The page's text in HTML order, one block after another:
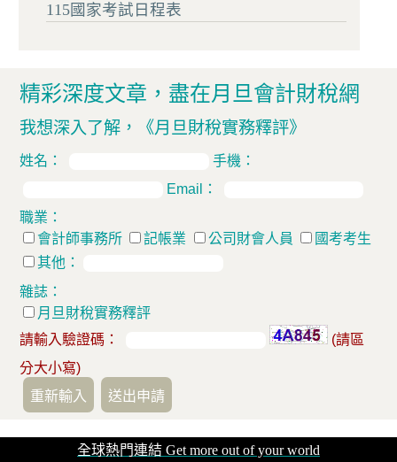
115國家考試日程表
精彩深度文章，盡在月旦會計財稅網
我想深入了解， 《月旦財稅實務釋評》
姓名：
手機：
Email：
職業：
會計師事務所
記帳業 公司財會人員
國考考生
其他：
雜誌：
月旦財稅實務釋評
請輸入驗證碼：
(請區
分大小寫)
全球熱門連結 Get more out of your world